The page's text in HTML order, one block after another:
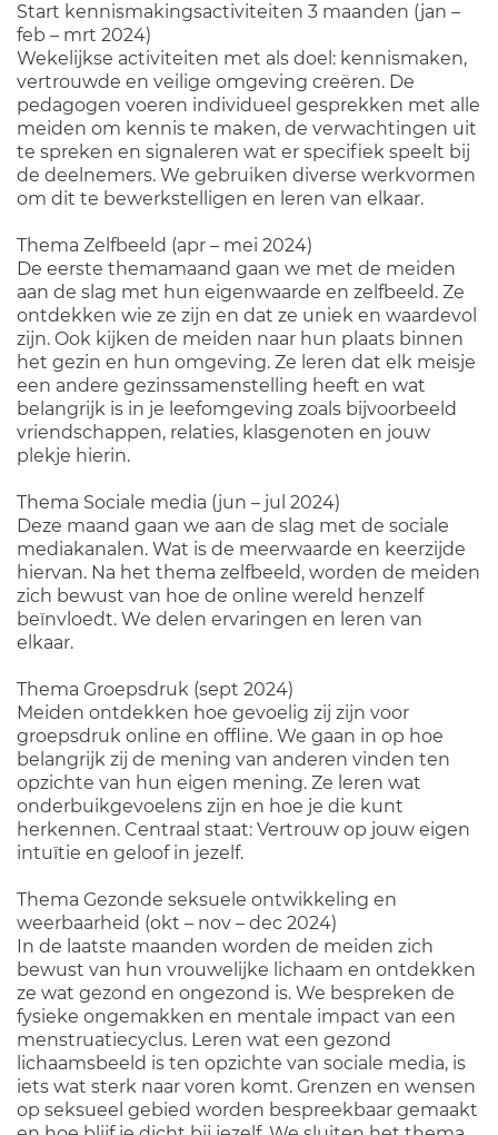
Start kennismakingsactiviteiten 3 maanden (jan –
feb – mrt 2024)
Wekelijkse activiteiten met als doel: kennismaken,
vertrouwde en veilige omgeving creëren. De
pedagogen voeren individueel gesprekken met alle
meiden om kennis te maken, de verwachtingen uit
te spreken en signaleren wat er specifiek speelt bij
de deelnemers. We gebruiken diverse werkvormen
om dit te bewerkstelligen en leren van elkaar.
Thema Zelfbeeld (apr – mei 2024)
De eerste themamaand gaan we met de meiden
aan de slag met hun eigenwaarde en zelfbeeld. Ze
ontdekken wie ze zijn en dat ze uniek en waardevol
zijn. Ook kijken de meiden naar hun plaats binnen
het gezin en hun omgeving. Ze leren dat elk meisje
een andere gezinssamenstelling heeft en wat
belangrijk is in je leefomgeving zoals bijvoorbeeld
vriendschappen, relaties, klasgenoten en jouw
plekje hierin.
Thema Sociale media (jun – jul 2024)
Deze maand gaan we aan de slag met de sociale
mediakanalen. Wat is de meerwaarde en keerzijde
hiervan. Na het thema zelfbeeld, worden de meiden
zich bewust van hoe de online wereld henzelf
beïnvloedt. We delen ervaringen en leren van
elkaar.
Thema Groepsdruk (sept 2024)
Meiden ontdekken hoe gevoelig zij zijn voor
groepsdruk online en offline. We gaan in op hoe
belangrijk zij de mening van anderen vinden ten
opzichte van hun eigen mening. Ze leren wat
onderbuikgevoelens zijn en hoe je die kunt
herkennen. Centraal staat: Vertrouw op jouw eigen
intuïtie en geloof in jezelf.
Thema Gezonde seksuele ontwikkeling en
weerbaarheid (okt – nov – dec 2024)
In de laatste maanden worden de meiden zich
bewust van hun vrouwelijke lichaam en ontdekken
ze wat gezond en ongezond is. We bespreken de
fysieke ongemakken en mentale impact van een
menstruatiecyclus. Leren wat een gezond
lichaamsbeeld is ten opzichte van sociale media, is
iets wat sterk naar voren komt. Grenzen en wensen
op seksueel gebied worden bespreekbaar gemaakt